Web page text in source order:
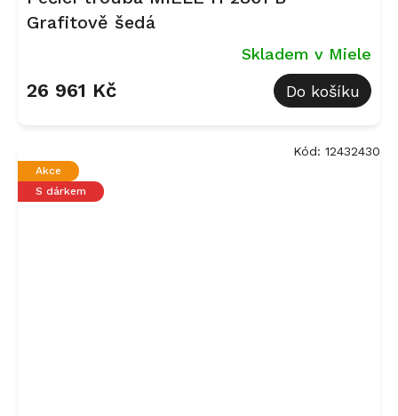
Grafitově šedá
Skladem v Miele
26 961 Kč Do košíku
Akce
S dárkem
Kód: 12432430